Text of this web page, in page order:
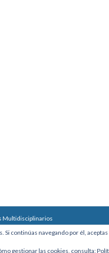
Multidisciplinarios
Av. Arce, Edificio Arcadia,
+591 73027636
continúas navegando por él, aceptas
gestionar las cookies, consulta: